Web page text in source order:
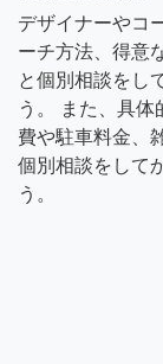
デザイナーやコ
ーチ方法、得意
と個別相談をし
う。 また、具
費や駐車料金、
個別相談をして
う。